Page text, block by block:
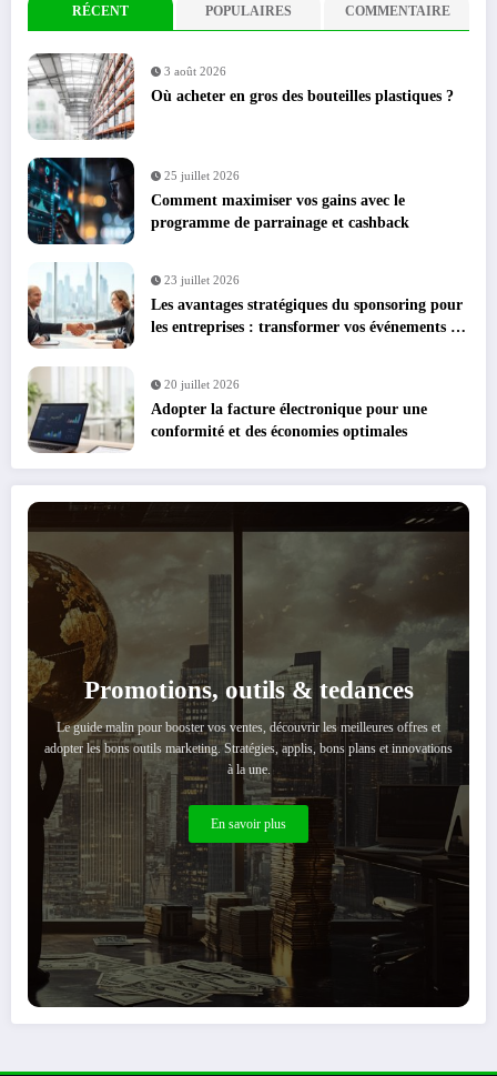
RÉCENT POPULAIRES COMMENTAIRE
3 août 2026
Où acheter en gros des bouteilles plastiques ?
25 juillet 2026
Comment maximiser vos gains avec le
programme de parrainage et cashback
23 juillet 2026
Les avantages stratégiques du sponsoring pour
les entreprises : transformer vos événements en
20 juillet 2026
Adopter la facture électronique pour une
conformité et des économies optimales
Promotions, outils & tedances
Le guide malin pour booster vos ventes, découvrir les meilleures offres et
adopter les bons outils marketing. Stratégies, applis, bons plans et innovations
à la une.
En savoir plus